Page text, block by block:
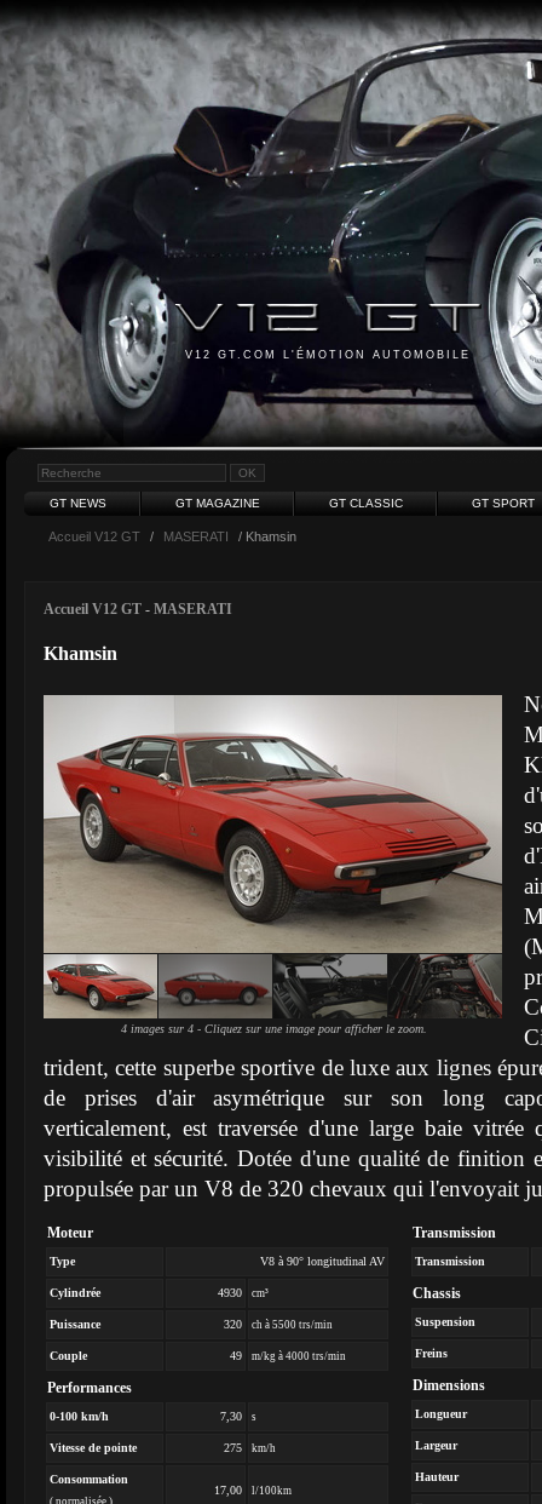
V12 GT.COM L'ÉMOTION AUTOMOBILE
GT NEWS GT MAGAZINE GT CLASSIC GT SPORT
Accueil V12 GT / MASERATI / Khamsin
Accueil V12 GT - MASERATI
Khamsin
4 images sur 4 - Cliquez sur une image pour afficher le zoom.
trident, cette superbe sportive de luxe aux lignes
de prises d'air asymétrique sur son long
verticalement, est traversée d'une large baie vitrée
visibilité et sécurité. Dotée d'une qualité de finition
propulsée par un V8 de 320 chevaux qui l'envoyait
Moteur
Type V8 à 90° longitudinal AV
Cylindrée 4930 cm³
Puissance 320 ch à 5500 trs/min
Couple 49 m/kg à 4000 trs/min
Performances
0-100 km/h 7,30 s
Vitesse de pointe 275 km/h
Consommation
( normalisée )
17,00 l/100km
Transmission
Transmission
Chassis
Suspension
Freins
Dimensions
Longueur
Largeur
Hauteur